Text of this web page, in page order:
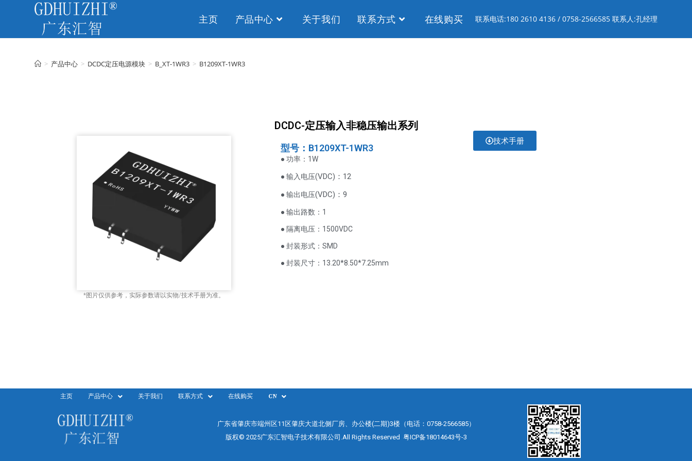
联系电话:180 2610 4136 / 0758-2566585 联系人:孔经理
主页 产品中心 关于我们 联系方式 在线购买
> 产品中心 > DCDC定压电源模块 > B_XT-1WR3 > B1209XT-1WR3
DCDC-定压输入非稳压输出系列
*图片仅供参考，实际参数请以实物/技术手册为准。
型号：B1209XT-1WR3
● 功率：1W
● 输入电压(VDC)：12
● 输出电压(VDC) ：9
● 输出路数：1
● 隔离电压：1500VDC
● 封装形式：SMD
● 封装尺寸：13.20*8.50*7.25mm
技术手册
主页 产品中心 关于我们 联系方式 在线购买 CN
广东省肇庆市端州区11区肇庆大道北侧厂房、办公楼(二期)3楼（电话：0758-2566585）
版权© 2025广东汇智电子技术有限公司.All Rights Reserved 粤ICP备18014643号-3